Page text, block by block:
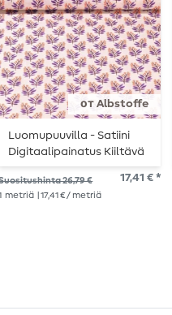
от Albstoffe
Luomupuuvilla - Satiini
Digitaalipainatus Kiiltävä
Petit Bells Vanilla
26,79 € 17,41 € *
metriä | 17,41 € / metriä